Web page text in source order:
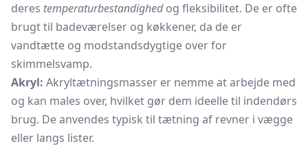
deres temperaturbestandighedog fleksibilitet. De er ofte
brugt til badeværelser og køkkener, da de er
vandtætte og modstandsdygtige over for
skimmelsvamp.
Akryl: Akryltætningsmasser er nemme at arbejde med
og kan males over, hvilket gør dem ideelle til indendørs
brug. De anvendes typisk til tætning af revner i vægge
eller langs lister.